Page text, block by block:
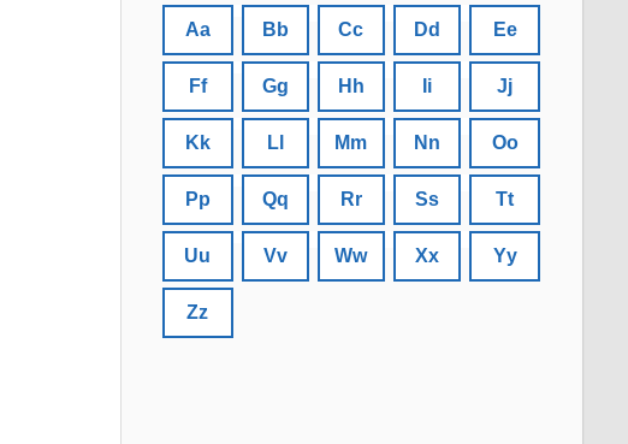
Aa Bb Cc Dd Ee
Ff Gg Hh Ii Jj
Kk Ll Mm Nn Oo
Pp Qq Rr Ss Tt
Uu Vv Ww Xx Yy
Zz